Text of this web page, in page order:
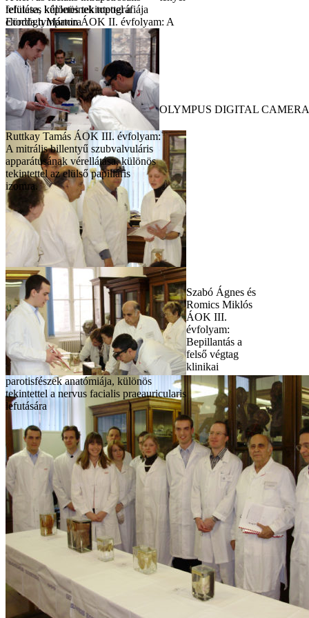
lefutása, különös tekintettel a
chorda tympanira
Ruttkay Tamás ÁOK III. évfolyam:
A mitrális billentyű szubvalvuláris
apparátusának vérellátása, különös
tekintettel az elülső papilláris
izomra.
felületes képleteinek topográfiája
Eördögh Márton ÁOK II. évfolyam: A
parotisfészek anatómiája, különös
tekintettel a nervus facialis praeauricularis
lefutására
OLYMPUS DIGITAL CAMERA
Szabó Ágnes és
Romics Miklós
ÁOK III.
évfolyam:
Bepillantás a
felső végtag
klinikai